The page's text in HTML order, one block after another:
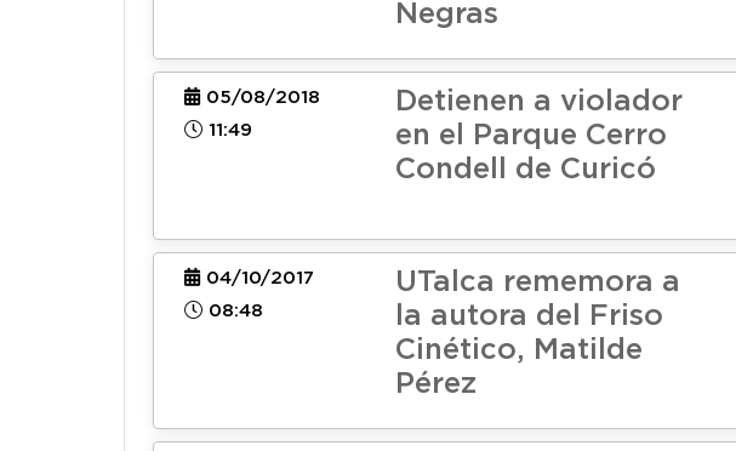
Negras
05/08/2018
11:49
Detienen a violador
en el Parque Cerro
Condell de Curicó
04/10/2017
08:48
UTalca rememora a
la autora del Friso
Cinético, Matilde
Pérez